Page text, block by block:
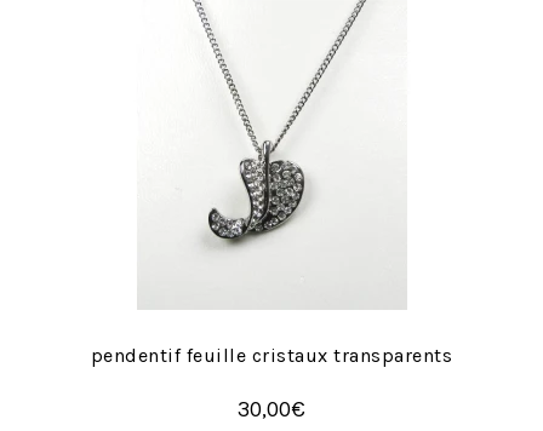
pendentif feuille cristaux transparents
30,00€